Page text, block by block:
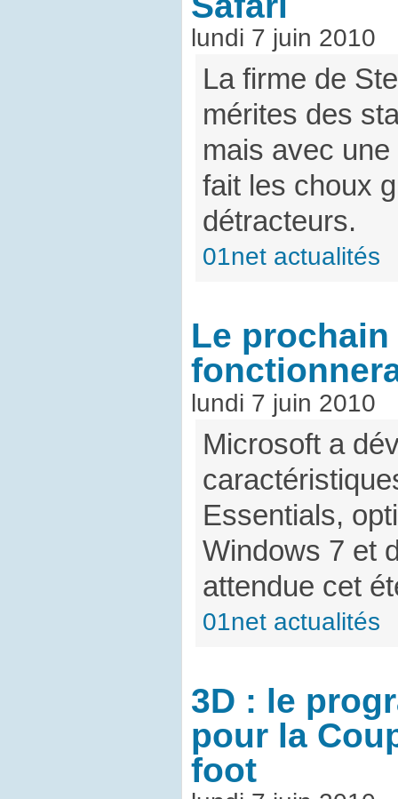
lundi 7 juin 2010
La firme de
mérites des
mais avec
fait les choux
détracteurs.
01net actualités
Le
lundi 7 juin 2010
Microsoft a
Essentials,
Windows 7 et
attendue cet
01net actualités
3D : le
pour la
foot